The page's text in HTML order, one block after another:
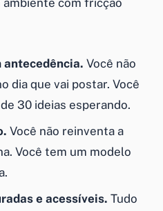
antecedência. Você não
dia que vai postar. Você
30 ideias esperando.
Você não reinventa a
Você tem um modelo
e acessíveis. Tudo